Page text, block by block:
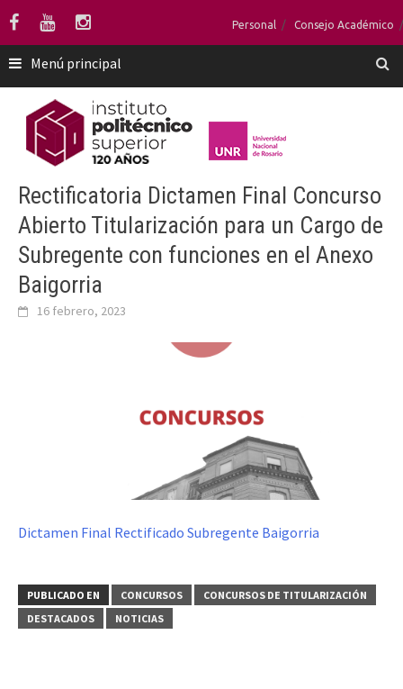
Saltar
contenido
Personal Consejo Académico
Menú principal
Rectificatoria Dictamen Final Concurso
Abierto Titularización para un Cargo de
Subregente con funciones en el Anexo
Baigorria
16 febrero, 2023
Dictamen Final Rectificado Subregente Baigorria
PUBLICADO EN CONCURSOS
CONCURSOS DE TITULARIZACIÓN
DESTACADOS
NOTICIAS